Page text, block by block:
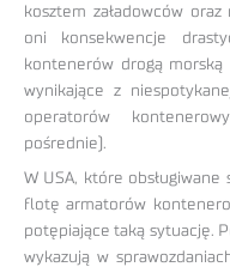
kosztem załadowców
oni konsekwencje
kontenerów drogą
wynikające z
operatorów
pośrednie).
W USA, które obsługiwane
flotę armatorów
potępiające taką sytuację.
wykazują w